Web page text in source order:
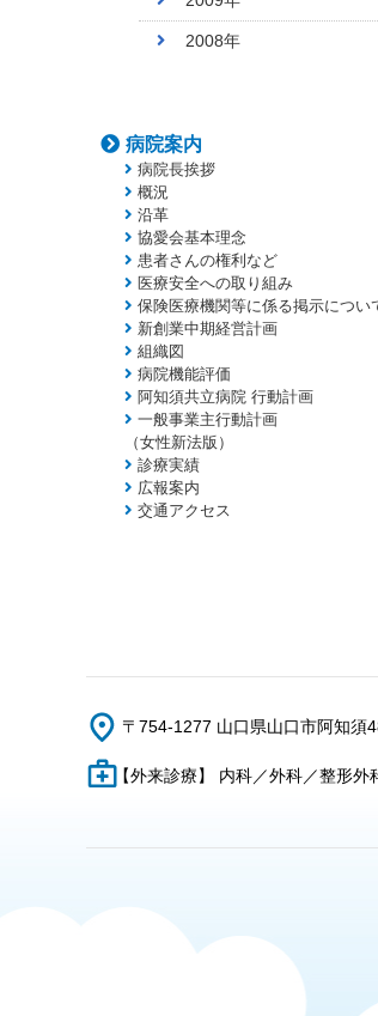
2008年
病院案内
病院長挨拶
概況
沿革
協愛会基本理念
患者さんの権利など
医療安全への取り組み
保険医療機関等に係る掲示につい
新創業中期経営計画
組織図
病院機能評価
阿知須共立病院 行動計画
一般事業主行動計画
（女性新法版）
診療実績
広報案内
交通アクセス
〒754-1277 山口県山口市阿知須
【外来診療】 内科／外科／整形